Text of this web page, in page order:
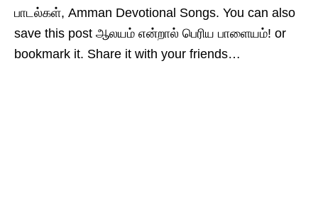
பாடல்கள், Amman Devotional Songs. You can also
save this post ஆலயம் என்றால் பெரிய பாளையம்! or
bookmark it. Share it with your friends…